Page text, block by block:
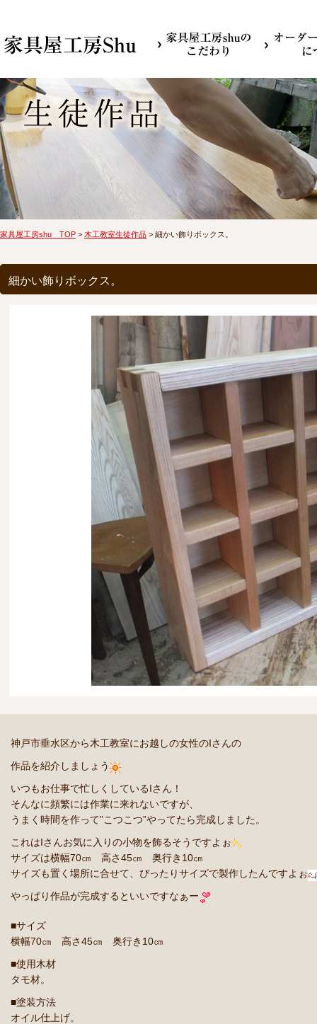
家具屋工房shu TOP > 木工教室生徒作品 > 細かい飾りボックス。
細かい飾りボックス。
神戸市垂水区から木工教室にお越しの女性のIさんの
作品を紹介しましょう
いつもお仕事で忙しくしているIさん！
そんなに頻繁には作業に来れないですが、
うまく時間を作って”こつこつ”やってたら完成しました。
これはIさんお気に入りの小物を飾るそうですよぉ
サイズは横幅70㎝ 高さ45㎝ 奥行き10㎝
サイズも置く場所に合せて、ぴったりサイズで製作したんですよぉ
やっぱり作品が完成するといいですなぁー
■サイズ
横幅70㎝ 高さ45㎝ 奥行き10㎝
■使用木材
タモ材。
■塗装方法
オイル仕上げ。